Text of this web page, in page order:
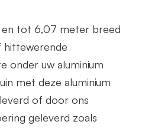
en tot 6,07 meter breed
hittewerende
onder uw aluminium
met deze aluminium
of door ons
geleverd zoals